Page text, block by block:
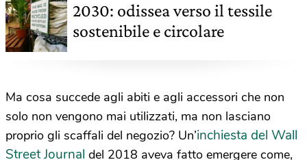
2030: odissea verso il tessile
sostenibile e circolare
Ma cosa succede agli abiti e agli accessori che non
solo non vengono mai utilizzati, ma non lasciano
proprio gli scaffali del negozio? Un’inchiesta del Wall
Street Journal del 2018 aveva fatto emergere come,